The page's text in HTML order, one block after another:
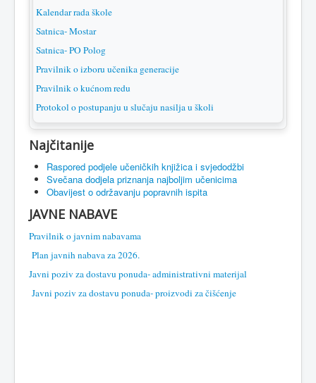
Kalendar rada škole
Satnica- Mostar
Satnica- PO Polog
Pravilnik o izboru učenika generacije
Pravilnik o kućnom redu
Protokol o postupanju u slučaju nasilja u školi
Najčitanije
Raspored podjele učeničkih knjižica i svjedodžbi
Svečana dodjela priznanja najboljim učenicima
Obavijest o održavanju popravnih ispita
JAVNE NABAVE
Pravilnik o javnim nabavama
Plan javnih nabava za 2026.
Javni poziv za dostavu ponuda- administrativni materijal
Javni poziv za dostavu ponuda- proizvodi za čišćenje